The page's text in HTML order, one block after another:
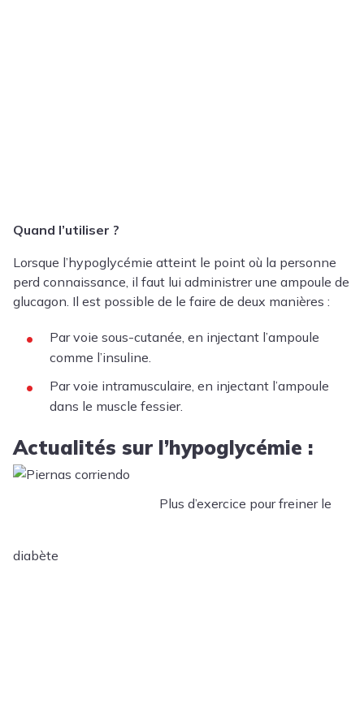
Quand l’utiliser ?
Lorsque l’hypoglycémie atteint le point où la personne
perd connaissance, il faut lui administrer une ampoule de
glucagon. Il est possible de le faire de deux manières :
Par voie sous-cutanée, en injectant l’ampoule
comme l’insuline.
Par voie intramusculaire, en injectant l’ampoule
dans le muscle fessier.
Actualités sur l’hypoglycémie :
Plus d’exercice pour freiner le
diabète